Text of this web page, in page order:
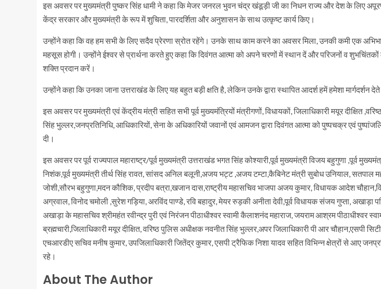
इस अवसर पर मुख्यमंत्री पुष्कर सिंह धामी ने कहा कि मेजर जनरल भुवन चंद्र खंडूड़ी जी का निधन राज्य और देश के लिए
केंद्र सरकार और मुख्यमंत्री के रूप में शुचिता, पारदर्शिता और अनुशासन के साथ उत्कृष्ट कार्य किए।
उन्होंने कहा कि वह हम सभी के लिए सदैव प्रेरणा स्रोत रहेंगे। उनके साथ काम करने का अवसर मिला, उनकी कमी एक
महसूस होगी। उन्होंने ईश्वर से प्रार्थना करते हुए कहा कि दिवंगत आत्मा को अपने चरणों में स्थान दें और परिजनों व
शक्ति प्रदान करें।
उन्होंने कहा कि उनका जाना उत्तराखंड के लिए यह बहुत बड़ी क्षति है, लेकिन उनके द्वारा स्थापित आदर्श हमें हमेशा मार्गदर्शन
इस अवसर पर मुख्यमंत्री एवं केंद्रीय मंत्री सहित सभी पूर्व मुख्यमंत्रियों मंत्रीगणों, विधायकों, जिलाधिकारी मयूर दीक्षित
सिंह भुल्लर,जनप्रतिनिधि, आधिकारियों, सेना के अधिकारियों जवानों एवं आमजन द्वारा दिवंगत आत्मा को पुष्पचक्र एवं
दी।
इस अवसर पर पूर्व राज्यपाल महाराष्ट्र/पूर्व मुख्यमंत्री उत्तराखंड भगत सिंह कोश्यारी,पूर्व मुख्यमंत्री विजय बहुगुणा ,पूर्व
निशंक,पूर्व मुख्यमंत्री तीर्थ सिंह रावत, सांसद अनिल बलूनी,अजय भट्ट ,अजय टम्टा,कैबिनेट मंत्री सुबोध उनियाल, सतपाल
जोशी,सौरभ बहुगुणा,मदन कौशिक, प्रदीप बत्रा,खजान दास,राष्ट्रीय महासचिव भाजपा अजय कुमार, विधायक आदेश
अग्रवाल, विनोद चमोली ,सुरेश गड़िया, अरविंद पाण्डे, रवि बहादुर, मेयर रुड़की अनीता देवी,पूर्व विधायक संजय गुप्ता, अखाड़ा
अखाड़ा के महासचिव श्रीमहंत रवीन्द्र पुरी एवं निरंजन पीठाधीश्वर स्वामी कैलाशनंद महाराज, जयराम आश्रम पीठाधीश्वर
ब्रह्मचारी,जिलाधिकारी मयूर दीक्षित, वरिष्ठ पुलिस अधीक्षक नवनीत सिंह भुल्लर,अपर जिलाधिकारी पी आर चौहान,एसपी
एचआरडीए सचिव मनीष कुमार, उपजिलाधिकारी जितेंद्र कुमार, एसपी ट्रैफिक निशा यादव सहित विभिन्न क्षेत्रों से आए
रहे।
About The Author